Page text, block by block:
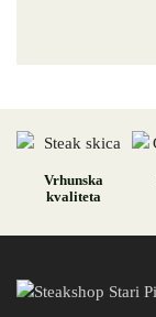
Vrhunska
kvaliteta